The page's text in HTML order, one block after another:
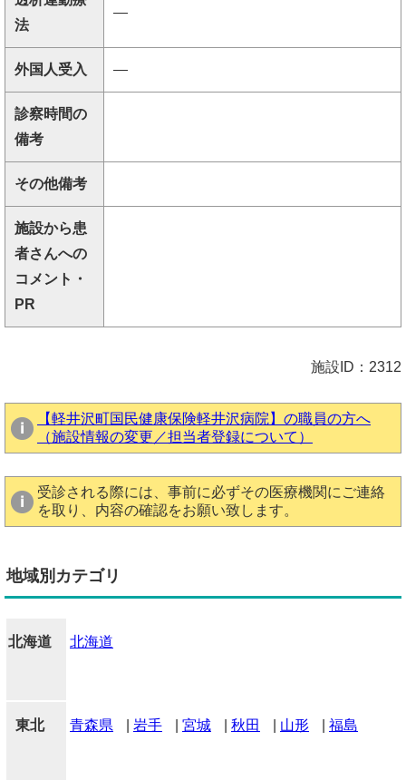
法
―
外国人受入 ―
診察時間の
備考
その他備考
施設から患
者さんへの
コメント・
PR
施設ID：2312
【軽井沢町国民健康保険軽井沢病院】の職員の方へ
（施設情報の変更／担当者登録について）
受診される際には、事前に必ずその医療機関にご連絡
を取り、内容の確認をお願い致します。
地域別カテゴリ
北海道 北海道
東北 青森県 岩手 宮城 秋田 山形 福島